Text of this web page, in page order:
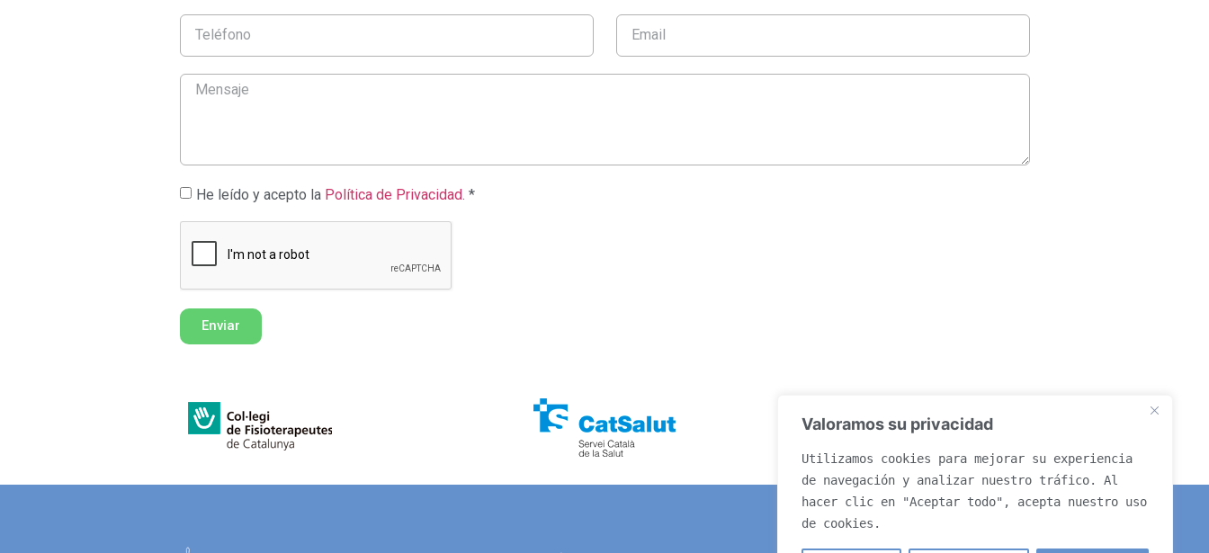
Valoramos su privacidad
Utilizamos cookies para mejorar su experiencia
de navegación y analizar nuestro tráfico. Al
hacer clic en "Aceptar todo", acepta nuestro uso
de cookies.
He leído y acepto la Política de Privacidad. *
Enviar